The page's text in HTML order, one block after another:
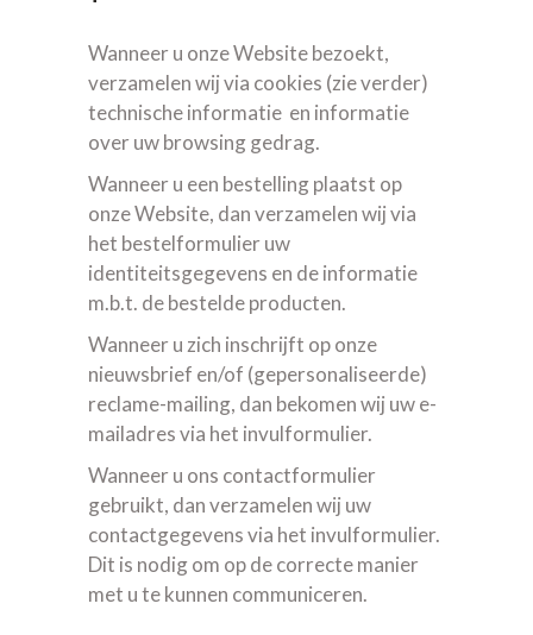
Wanneer u onze Website bezoekt,
verzamelen wij via cookies (zie verder)
technische informatie en informatie
over uw browsing gedrag.
Wanneer u een bestelling plaatst op
onze Website, dan verzamelen wij via
het bestelformulier uw
identiteitsgegevens en de informatie
m.b.t. de bestelde producten.
Wanneer u zich inschrijft op onze
nieuwsbrief en/of (gepersonaliseerde)
reclame-mailing, dan bekomen wij uw e-
mailadres via het invulformulier.
Wanneer u ons contactformulier
gebruikt, dan verzamelen wij uw
contactgegevens via het invulformulier.
Dit is nodig om op de correcte manier
met u te kunnen communiceren.